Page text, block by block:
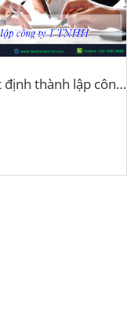
Quyết định thành lập công ty TNHH 1 thành viên